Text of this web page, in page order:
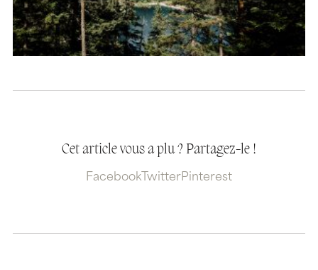
Cet article vous a plu ? Partagez-le !
Facebook TwitterPinterest